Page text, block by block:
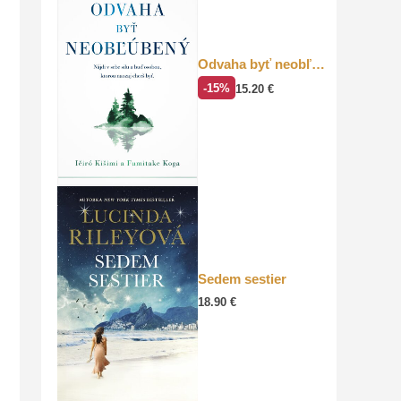
Odvaha byť neobľúbený
-15% 15.20 €
Sedem sestier
18.90 €